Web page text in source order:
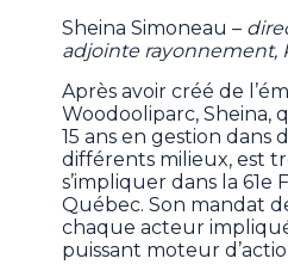
Sheina Simoneau –
adjointe rayonnement,
Après avoir créé de
Woodooliparc, Sheina,
15 ans en gestion dans
différents milieux, est
s’impliquer dans la 61e
Québec. Son mandat
chaque acteur
puissant moteur